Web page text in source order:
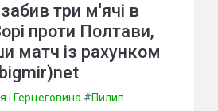
три м'ячі в
проти Полтави,
матч із рахунком
і Герцеговина #Пилип